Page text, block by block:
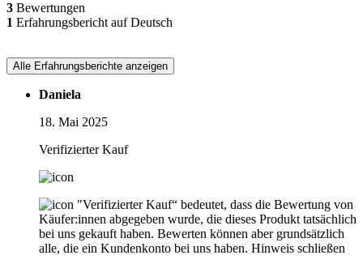
3 Bewertungen
1 Erfahrungsbericht auf Deutsch
Alle Erfahrungsberichte anzeigen
Daniela
18. Mai 2025
Verifizierter Kauf
"Verifizierter Kauf“ bedeutet, dass die Bewertung von
Käufer:innen abgegeben wurde, die dieses Produkt tatsächlich
bei uns gekauft haben. Bewerten können aber grundsätzlich
alle, die ein Kundenkonto bei uns haben. Hinweis schließen